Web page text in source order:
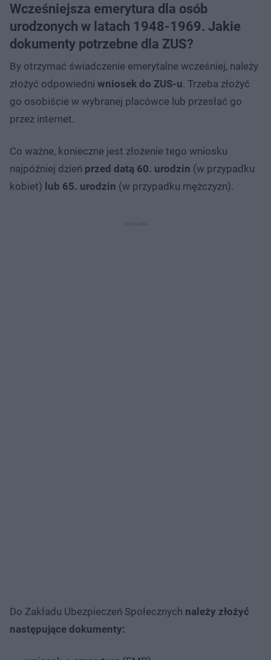
Wcześniejsza emerytura dla osób
urodzonych w latach 1948-1969. Jakie
dokumenty potrzebne dla ZUS?
By otrzymać świadczenie emerytalne wcześniej, należy
złożyć odpowiedni wniosek do ZUS-u. Trzeba złożyć
go osobiście w wybranej placówce lub przesłać go
przez internet.
Co ważne, konieczne jest złożenie tego wniosku
najpóźniej dzień przed datą 60. urodzin (w przypadku
kobiet) lub 65. urodzin (w przypadku mężczyzn).
Do Zakładu Ubezpieczeń Społecznych należy złożyć
następujące dokumenty: